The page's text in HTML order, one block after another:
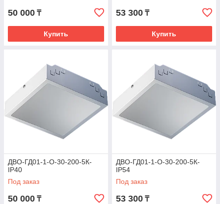
50 000 ₸
Купить
53 300 ₸
Купить
ДВО-ГД01-1-О-30-200-5К-
IP40
Под заказ
50 000 ₸
ДВО-ГД01-1-О-30-200-5К-
IP54
Под заказ
53 300 ₸